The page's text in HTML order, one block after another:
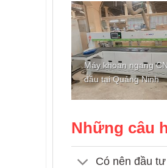
Máy khoan ngang
đầu tại Quảng Ninh
Những câu
Có nên đầu